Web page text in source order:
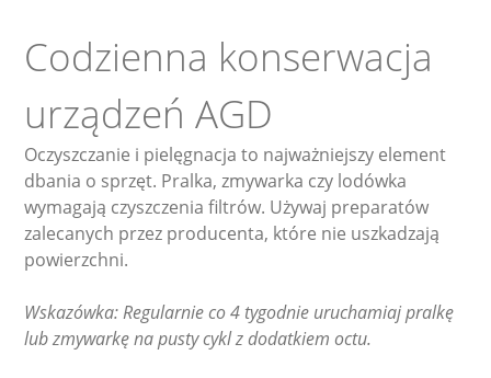
Codzienna konserwacja
urządzeń AGD
Oczyszczanie i pielęgnacja to najważniejszy element
dbania o sprzęt. Pralka, zmywarka czy lodówka
wymagają czyszczenia filtrów. Używaj preparatów
zalecanych przez producenta, które nie uszkadzają
powierzchni.
Wskazówka: Regularnie co 4 tygodnie uruchamiaj pralkę
lub zmywarkę na pusty cykl z dodatkiem octu.